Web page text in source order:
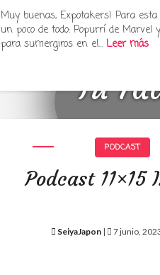
Tu
Muy buenas, Expotakers! Para
un poco de todo: Popurrí de Marvel
para sumergiros en el…Leer más
PODCAST
Podcast 11×15
SeiyaJapon | 7 junio,